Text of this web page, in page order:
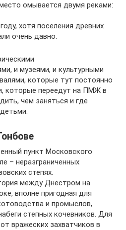
омывается двумя реками:
хотя поселения древних
очень давно.
и музеями, и культурными
которые тут постоянно
которые переедут на ПМЖ в
чем заняться и где
пункт Московского
– неразграниченных
степях.
между Днестром на
вполне пригодная для
и промыслов,
степных кочевников. Для
вражеских захватчиков в